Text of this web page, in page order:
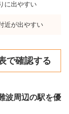
に出やすい
近が出やすい
で確認する
波周辺の駅を優